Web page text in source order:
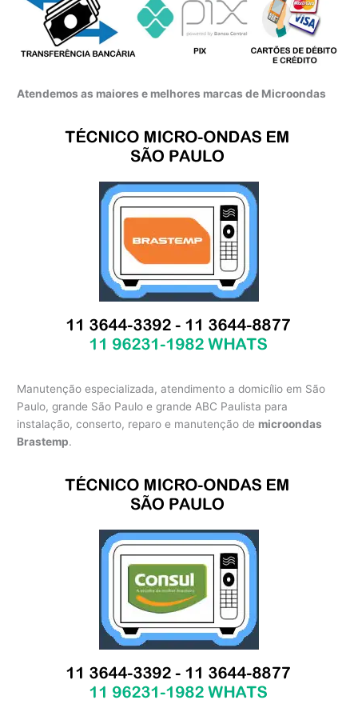
Atendemos as maiores e melhores marcas de Microondas
Manutenção especializada, atendimento a domicílio em São
Paulo, grande São Paulo e grande ABC Paulista para
instalação, conserto, reparo e manutenção de microondas
Brastemp.